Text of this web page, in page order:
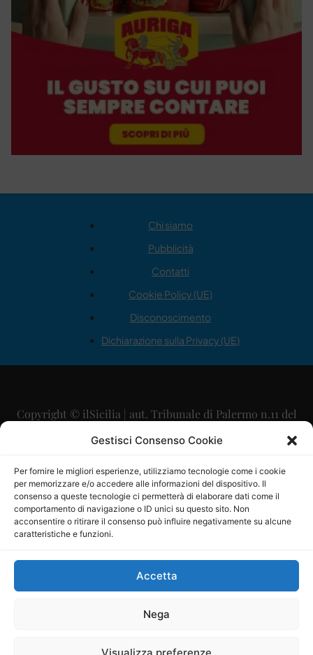
Gestisci Consenso Cookie
Per fornire le migliori esperienze, utilizziamo tecnologie come i cookie
per memorizzare e/o accedere alle informazioni del dispositivo. Il
consenso a queste tecnologie ci permetterà di elaborare dati come il
comportamento di navigazione o ID unici su questo sito. Non
acconsentire o ritirare il consenso può influire negativamente su alcune
caratteristiche e funzioni.
Accetta
Nega
Chi siamo
Pubblicità
Contatti
Cookie Policy (UE)
Disconoscimento
Dichiarazione sulla Privacy (UE)
Copyright © ilSicilia | aut. Tribunale di Palermo n.11 del
29/09/2015
Direttore Editoriale: Maurizio Scaglione
Direttore Responsabile: Maria Calabrese
P.IVA: 06334930820
Mercurio Comunicazione Società Cooperativa a r.l. è
iscritta al Registro degli Operatori di Comunicazione al